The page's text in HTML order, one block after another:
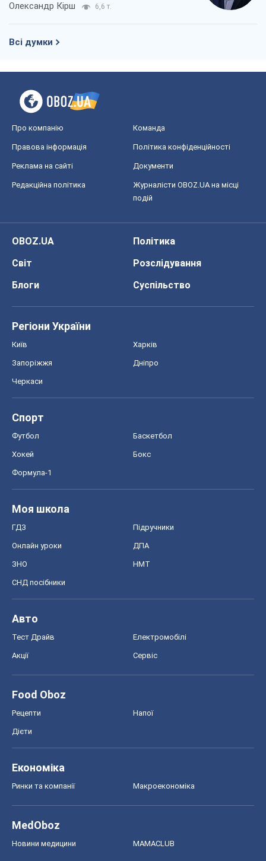
Олександр Кірш 6,6 т.
Всі думки
Про компанію Команда
Правова інформація Політика конфіденційності
Реклама на сайті Документи
Редакційна політика
Журналісти OBOZ.UA на місці
подій
OBOZ.UA
Політика
Світ
Розслідування
Блоги
Суспільство
Регіони України
Київ Харків
Запоріжжя Дніпро
Черкаси
Спорт
Футбол Баскетбол
Хокей Бокс
Формула-1
Моя школа
ГДЗ Підручники
Онлайн уроки ДПА
ЗНО НМТ
СНД посібники
Авто
Тест Драйв Електромобілі
Акції Сервіс
Food Oboz
Рецепти Напої
Дієти
Економіка
Ринки та компанії Макроекономіка
MedOboz
Новини медицини MAMACLUB